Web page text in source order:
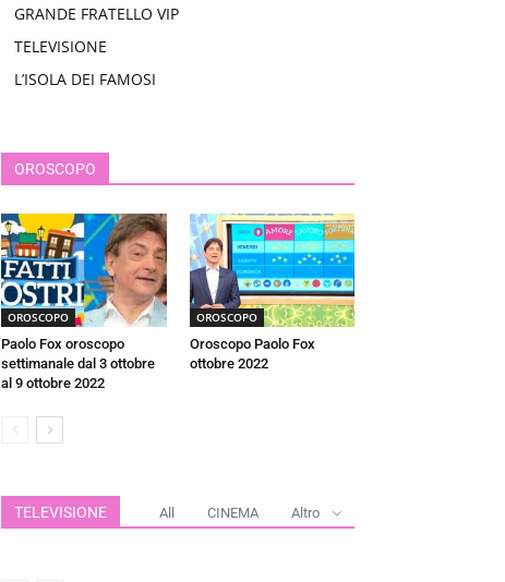
GRANDE FRATELLO VIP
TELEVISIONE
L’ISOLA DEI FAMOSI
OROSCOPO
OROSCOPO
Paolo Fox oroscopo
settimanale dal 3 ottobre
al 9 ottobre 2022
OROSCOPO
Oroscopo Paolo Fox
ottobre 2022
TELEVISIONE All CINEMA Altro